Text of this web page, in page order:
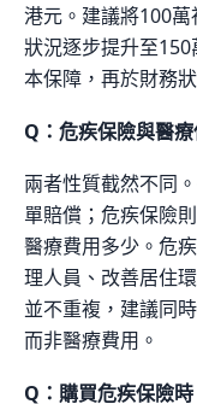
港元。建議將100
狀況逐步提升至
本保障，再於財務
Q：危疾保險與醫
兩者性質截然不同
單賠償；危疾保險
醫療費用多少。危
理人員、改善居住
並不重複，建議同
而非醫療費用。
Q：購買危疾保險